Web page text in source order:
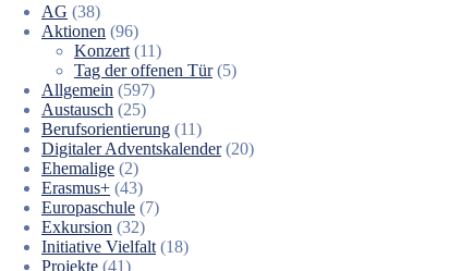
AG (38)
Aktionen (96)
Konzert (11)
Tag der offenen Tür(5)
Allgemein (597)
Austausch (25)
Berufsorientierung (11)
Digitaler Adventskalender(20)
Ehemalige (2)
Erasmus+ (43)
Europaschule (7)
Exkursion (32)
Initiative Vielfalt (18)
Projekte (41)